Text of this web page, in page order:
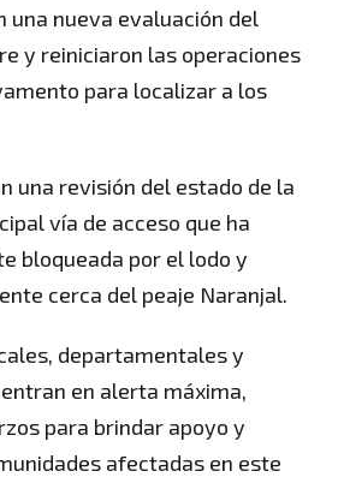
una nueva evaluación del
y reiniciaron las operaciones
para localizar a los
una revisión del estado de la
vía de acceso que ha
bloqueada por el lodo y
cerca del peaje Naranjal.
departamentales y
en alerta máxima,
para brindar apoyo y
afectadas en este